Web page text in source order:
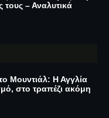
τους – Αναλυτικά
Μουντιάλ: Η Αγγλία
στο τραπέζι ακόμη